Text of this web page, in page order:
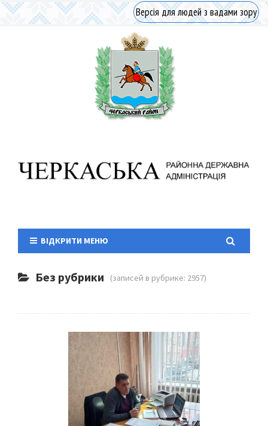
Версія для людей з вадами зору
ВІДКРИТИ МЕНЮ
Без рубрики (записей в рубрике: 2957)